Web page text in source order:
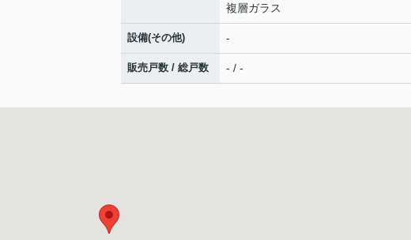
複層ガラス
設備(その他) -
販売戸数 / 総戸数 - / -